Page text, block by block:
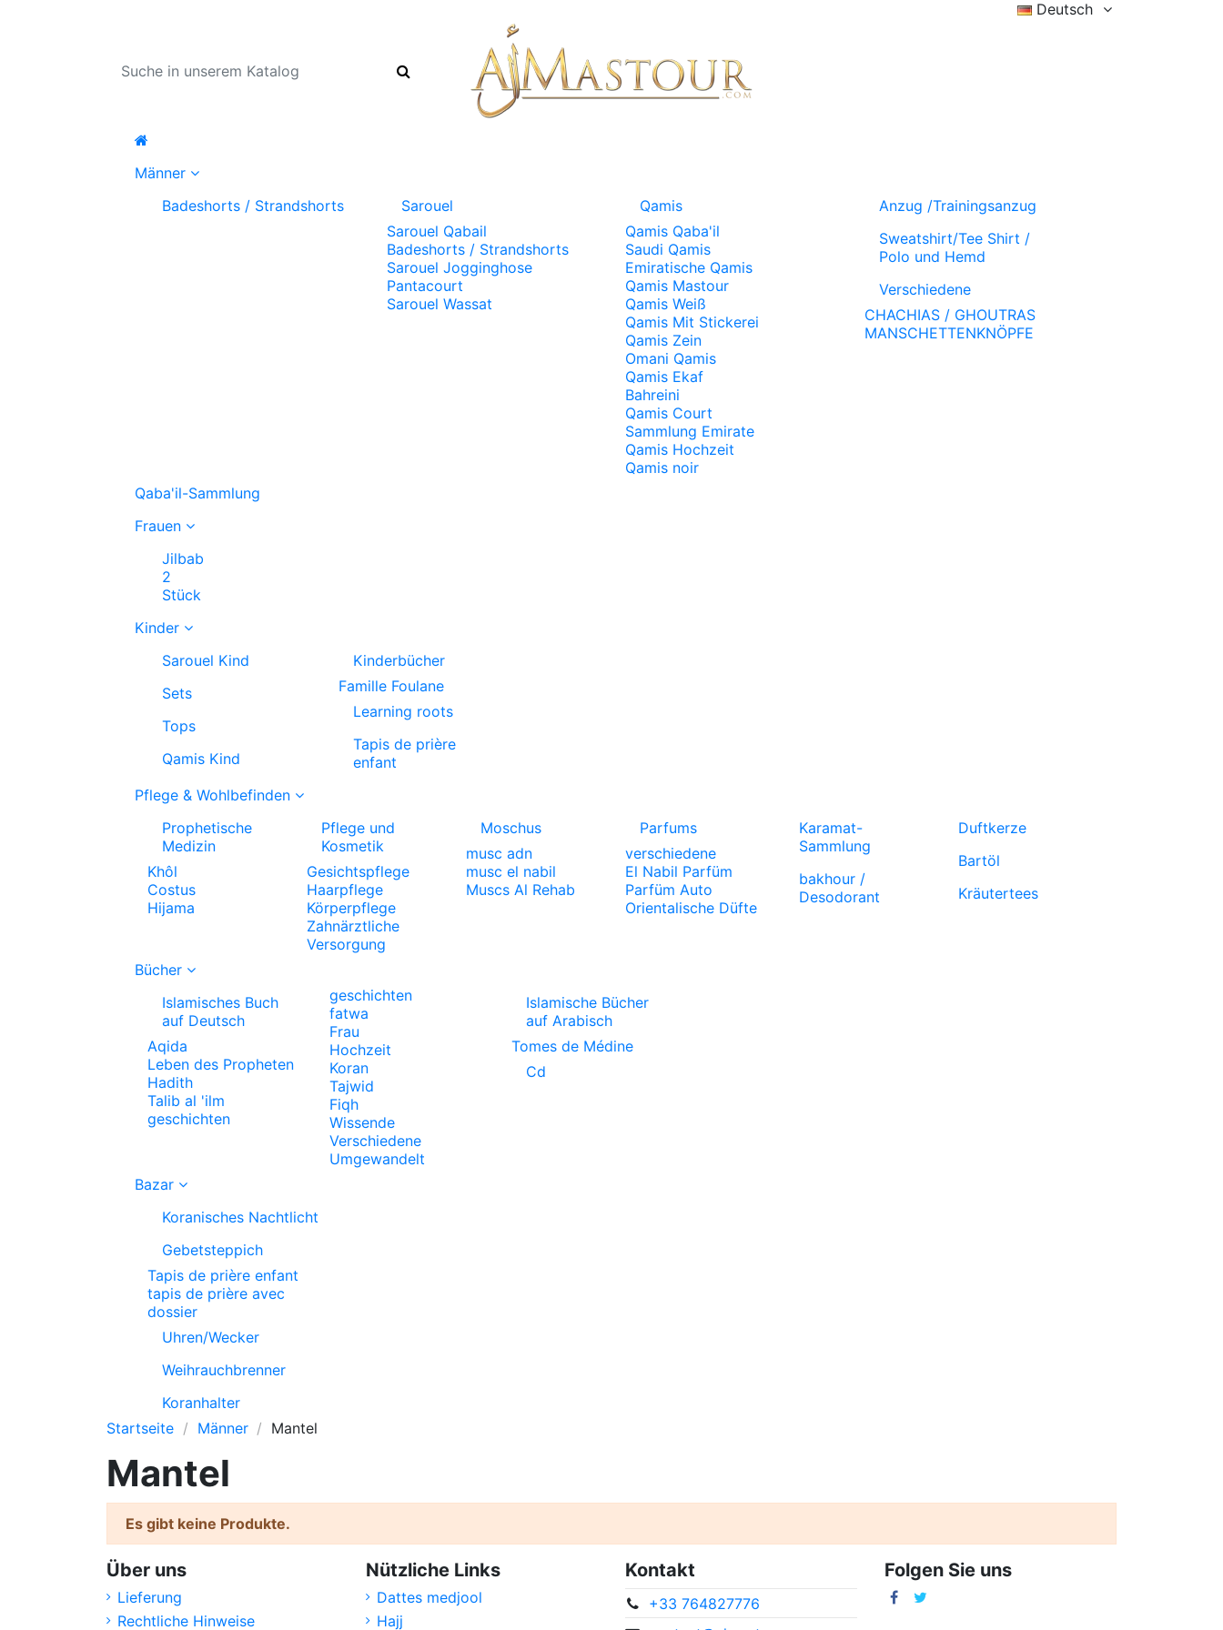
Deutsch
Männer
Badeshorts / Strandshorts
Sarouel
Sarouel Qabail
Badeshorts / Strandshorts
Sarouel Jogginghose
Pantacourt
Sarouel Wassat
Qamis
Qamis Qaba'il
Saudi Qamis
Emiratische Qamis
Qamis Mastour
Qamis Weiß
Qamis Mit Stickerei
Qamis Zein
Omani Qamis
Qamis Ekaf
Bahreini
Qamis Court
Sammlung Emirate
Qamis Hochzeit
Qamis noir
Anzug /Trainingsanzug
Sweatshirt/Tee Shirt /
Polo und Hemd
Verschiedene
CHACHIAS / GHOUTRAS
MANSCHETTENKNÖPFE
Qaba'il-Sammlung
Frauen
Jilbab
2
Stück
Kinder
Sarouel Kind
Sets
Tops
Qamis Kind
Kinderbücher
Famille Foulane
Learning roots
Tapis de prière
enfant
Pflege & Wohlbefinden
Prophetische
Medizin
Khôl
Costus
Hijama
Pflege und
Kosmetik
Gesichtspflege
Haarpflege
Körperpflege
Zahnärztliche
Versorgung
Moschus
musc adn
musc el nabil
Muscs Al Rehab
Parfums
verschiedene
El Nabil Parfüm
Parfüm Auto
Orientalische Düfte
Karamat-
Sammlung
bakhour /
Desodorant
Duftkerze
Bartöl
Kräutertees
Bücher
Islamisches Buch
auf Deutsch
Aqida
Leben des Propheten
Hadith
Talib al 'ilm
geschichten
geschichten
fatwa
Frau
Hochzeit
Koran
Tajwid
Fiqh
Wissende
Verschiedene
Umgewandelt
Islamische Bücher
auf Arabisch
Tomes de Médine
Cd
Bazar
Koranisches Nachtlicht
Gebetsteppich
Tapis de prière enfant
tapis de prière avec
dossier
Uhren/Wecker
Weihrauchbrenner
Koranhalter
Startseite
Männer Mantel
Mantel
Es gibt keine Produkte.
Über uns
Lieferung
Rechtliche Hinweise
Nützliche Links
Dattes medjool
Hajj
Kontakt
+33 764827776
Folgen Sie uns